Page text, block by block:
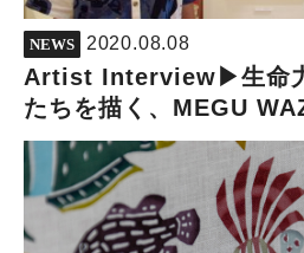
NEWS 2020.08.08
Artist Interview▶︎生命
たちを描く、MEGU